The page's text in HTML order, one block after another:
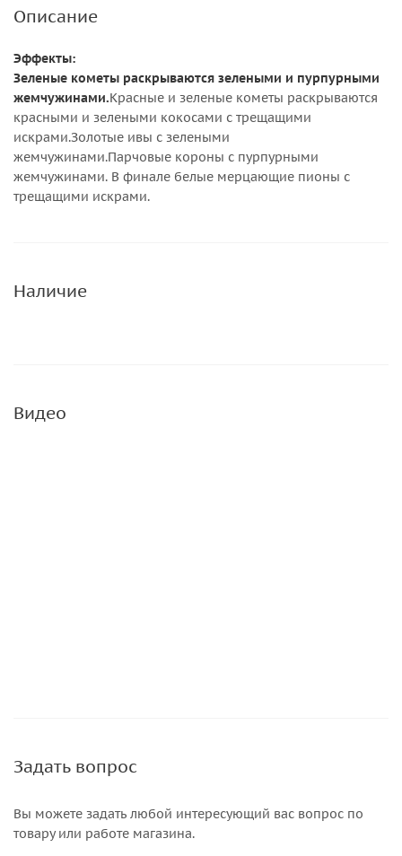
Описание
Эффекты:
Зеленые кометы раскрываются зелеными и пурпурными
жемчужинами.Красные и зеленые кометы раскрываются
красными и зелеными кокосами с трещащими
искрами.Золотые ивы с зелеными
жемчужинами.Парчовые короны с пурпурными
жемчужинами. В финале белые мерцающие пионы с
трещащими искрами.
Наличие
Видео
Задать вопрос
Вы можете задать любой интересующий вас вопрос по
товару или работе магазина.